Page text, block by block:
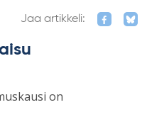
Jaa artikkeli:
on